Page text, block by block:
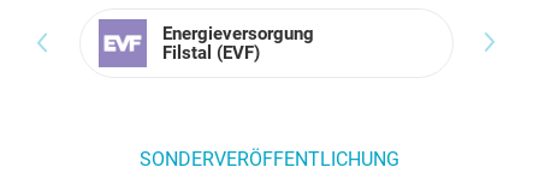
Ener­gie­ver­sor­gung
Filstal (EVF)
SONDERVERÖFFENTLICHUNG